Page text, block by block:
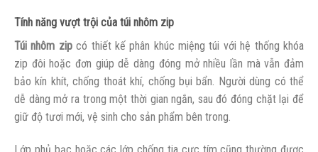
Tính năng vượt trội của túi nhôm zip
Túi nhôm zipcó thiết kế phân khúc miệng túi với hệ thống khóa
zip đôi hoặc đơn giúp dễ dàng đóng mở nhiều lần mà vẫn đảm
bảo kín khít, chống thoát khí, chống bụi bẩn. Người dùng có thể
dễ dàng mở ra trong một thời gian ngắn, sau đó đóng chặt lại để
giữ độ tươi mới, vệ sinh cho sản phẩm bên trong.